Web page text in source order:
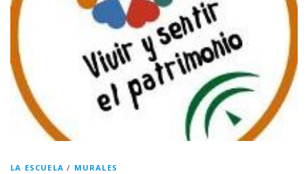
LA ESCUELA / MURALES